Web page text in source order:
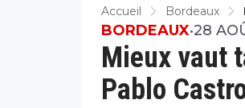
Accueil Bordeaux
Mieux vaut
Pablo
BORDEAUX•28